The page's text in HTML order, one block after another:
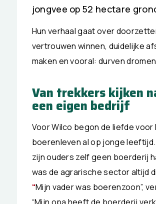
jongvee op 52 hectare
Hun verhaal gaat over
vertrouwen winnen, duidelijke
maken en vooral: durven
Van trekkers kijken
een eigen bedrijf
Voor Wilco begon de liefde voor
boerenleven al op jonge
zijn ouders zelf geen boerderij
was de agrarische sector altijd
“Mijn vader was boerenzoon”,